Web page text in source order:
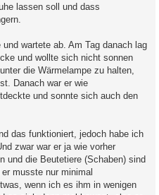
lassen soll und dass
wartete ab. Am Tag danach lag
und wollte sich nicht sonnen
die Wärmelampe zu halten,
Danach war er wie
und sonnte sich auch den
das funktioniert, jedoch habe ich
zwar war er ja wie vorher
und die Beutetiere (Schaben) sind
musste nur minimal
wenn ich es ihm in wenigen